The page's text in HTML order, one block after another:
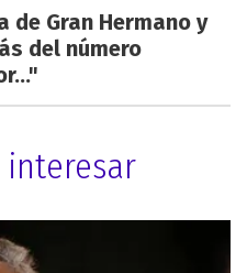
de Gran Hermano y
del número
interesar